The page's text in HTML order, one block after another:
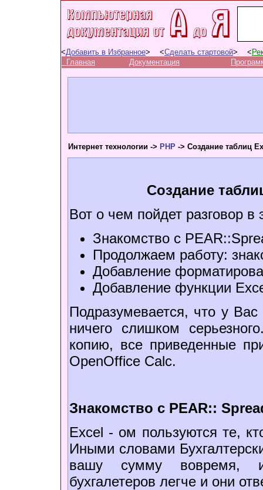
<Добавить в Избранное> <Сделать стартовой> <
Главная
Документация
Интернет технологии -> PHP -> Создание таблиц
Создание
Вот о чем пойдет разговор в
Знакомство с
Продолжаем работу:
Добавлениe
Добавление функции
Подразумевается, что у
ничего слишком
копию, все приведенные
OpenOffice Calc.
Знакомство с PEAR::
Excel - ом пользуются те,
Иными словами
вашу сумму вовремя,
буxгалетеров легче и они